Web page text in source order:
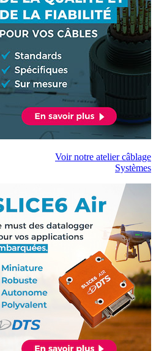
Voir notre atelier câblage
Systèmes